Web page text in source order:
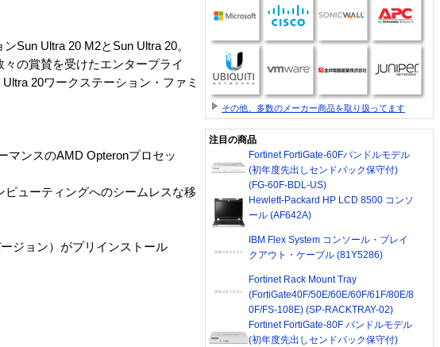
Sun Ultra 20 M2とSun Ultra 20。
の賞賛を受けたエンタープライ
20ワークステーション・ファミ
マンスのAMD Opteronプロセッ
ピューティングへのシームレスな移
ジョン）がプリインストール
その他、多数のメーカー商品を取り扱ってます
注目の商品
Fortinet FortiGate-60Fバンドルモデル
(初年度先出しセンドバック保守付)
(FG-60F-BDL-US)
Hewlett-Packard HP LCD 8500 コンソ
ール (AF642A)
IBM Flex System コンソール・ブレイ
クアウト・ケーブル (81Y5286)
Fortinet Rack Mount Tray
(FortiGate40F/50E/60E/60F/61F/80E/8
0F/FS-108E) (SP-RACKTRAY-02)
Fortinet FortiGate-80F バンドルモデル
(初年度先出しセンドバック保守付)